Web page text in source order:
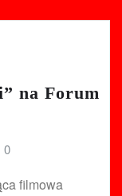
na Forum
0
filmowa